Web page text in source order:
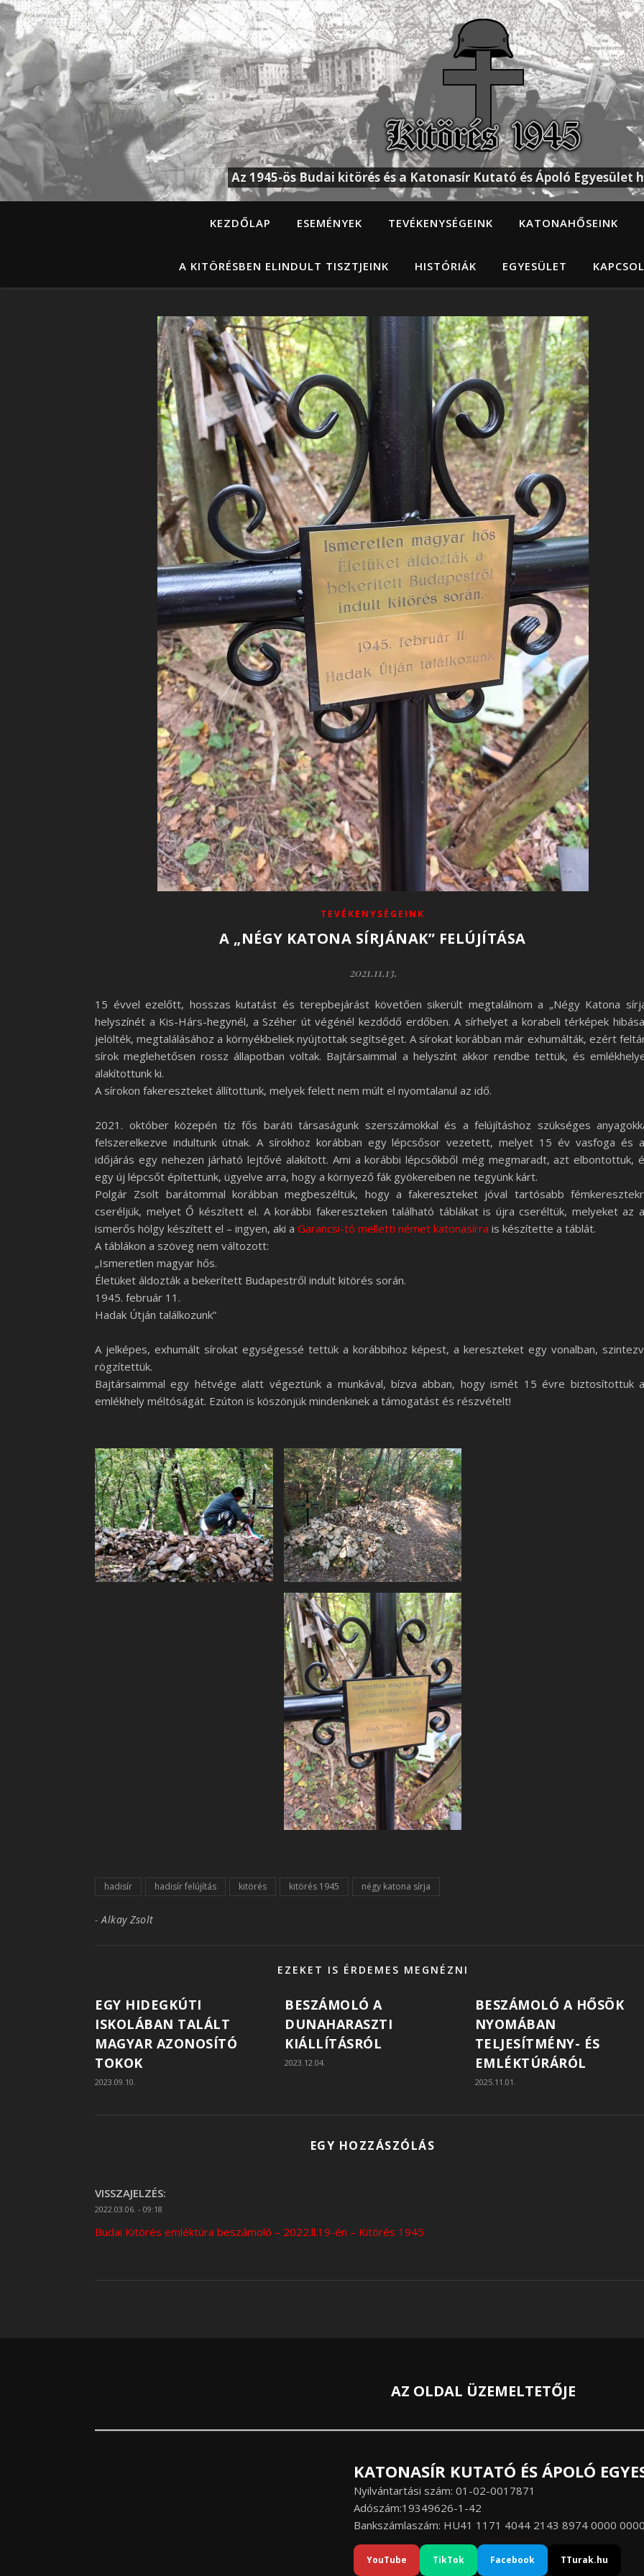
Az 1945-ös Budai kitörés és a Katonasír Kutató és Ápoló Egyesület
KEZDŐLAP ESEMÉNYEK TEVÉKENYSÉGEINK KATONAHŐSEINK
A KITÖRÉSBEN ELINDULT TISZTJEINK HISTÓRIÁK EGYESÜLET
TEVÉKENYSÉGEINK
A „NÉGY KATONA SÍRJÁNAK” FELÚJÍTÁSA
2021.11.13.
15 évvel ezelőtt, hosszas kutatást és terepbejárást követően sikerült megtalálnom a „Négy Katona
helyszínét a Kis-Hárs-hegynél, a Széher út végénél kezdődő erdőben. A sírhelyet a korabeli térképek
jelölték, megtalálásához a környékbeliek nyújtottak segítséget. A sírokat korábban már exhumálták, ezért
sírok meglehetősen rossz állapotban voltak. Bajtársaimmal a helyszínt akkor rendbe tettük, és
alakítottunk ki.
A sírokon fakereszteket állítottunk, melyek felett nem múlt el nyomtalanul az idő.
2021. október közepén tíz fős baráti társaságunk szerszámokkal és a felújításhoz szükséges
felszerelkezve indultunk útnak. A sírokhoz korábban egy lépcsősor vezetett, melyet 15 év vasfoga és
időjárás egy nehezen járható lejtővé alakított. Ami a korábbi lépcsőkből még megmaradt, azt elbontottuk,
egy új lépcsőt építettünk, ügyelve arra, hogy a környező fák gyökereiben ne tegyünk kárt.
Polgár Zsolt barátommal korábban megbeszéltük, hogy a fakereszteket jóval tartósabb
cseréljük, melyet Ő készített el. A korábbi fakereszteken található táblákat is újra cseréltük, melyeket az
ismerős hölgy készített el – ingyen, aki a Garancsi-tó melletti német katonasírra is készítette a táblát.
A táblákon a szöveg nem változott:
„Ismeretlen magyar hős.
Életüket áldozták a bekerített Budapestről indult kitörés során.
1945. február 11.
Hadak Útján találkozunk”
A jelképes, exhumált sírokat egységessé tettük a korábbihoz képest, a kereszteket egy vonalban,
rögzítettük.
Bajtársaimmal egy hétvége alatt végeztünk a munkával, bízva abban, hogy ismét 15 évre biztosítottuk
emlékhely méltóságát. Ezúton is köszönjük mindenkinek a támogatást és részvételt!
hadisír hadisír felújítás kitörés kitörés 1945 négy katona sírja
-Alkay Zsolt
EZEKET IS ÉRDEMES MEGNÉZNI
EGY HIDEGKÚTI
ISKOLÁBAN TALÁLT
MAGYAR AZONOSÍTÓ
TOKOK
2023.09.10.
BESZÁMOLÓ A
DUNAHARASZTI
KIÁLLÍTÁSRÓL
2023.12.04.
BESZÁMOLÓ A HŐSÖK
NYOMÁBAN
TELJESÍTMÉNY- ÉS
EMLÉKTÚRÁRÓL
2025.11.01.
EGY HOZZÁSZÓLÁS
VISSZAJELZÉS:
2022.03.06. - 09:18
Budai Kitörés emléktúra beszámoló – 2022.ll.19-én – Kitörés 1945
AZ OLDAL ÜZEMELTETŐJE
KATONASÍR KUTATÓ ÉS ÁPOLÓ
Nyilvántartási szám: 01-02-0017871
Adószám:19349626-1-42
Bankszámlaszám: HU41 1171 4044 2143 8974 0000 0000
YouTube TikTok Facebook TTurak.hu